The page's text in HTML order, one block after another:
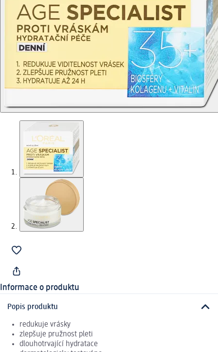
Informace o produktu
Popis produktu
redukuje vrásky
zlepšuje pružnost pleti
dlouhotrvající hydratace